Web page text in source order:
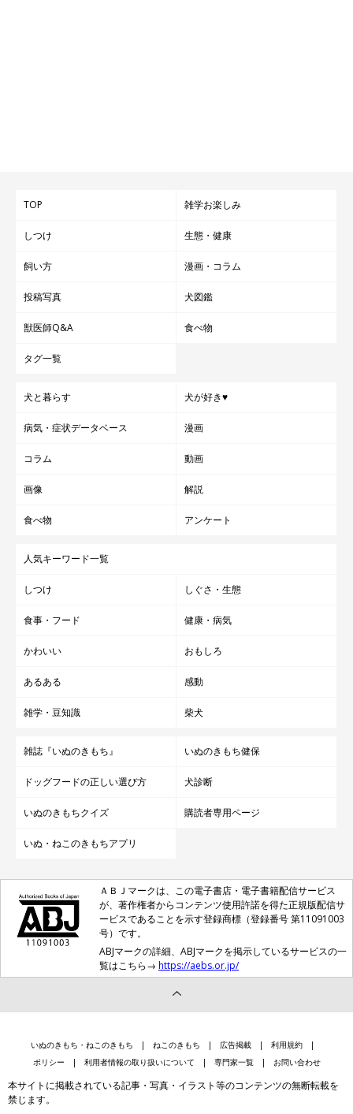
かぼすちゃんとおさんぽ。
お散歩をすることができます。
かぼすちゃんとおさんぽ。
たくさん写真を撮ることができるんだなぁ。
TOP 雑学お楽しみ
しつけ 生態・健康
飼い方 漫画・コラム
投稿写真 犬図鑑
獣医師Q&A 食べ物
タグ一覧
犬と暮らす 犬が好き♥
病気・症状データベース 漫画
コラム 動画
画像 解説
食べ物 アンケート
人気キーワード一覧
しつけ しぐさ・生態
食事・フード 健康・病気
かわいい おもしろ
あるある 感動
雑学・豆知識 柴犬
雑誌『いぬのきもち』 いぬのきもち健保
ドッグフードの正しい選び方 犬診断
いぬのきもちクイズ 購読者専用ページ
いぬ・ねこのきもちアプリ
ＡＢＪマークは、この電子書店・電子書籍配信サービス
が、著作権者からコンテンツ使用許諾を得た正規版配信サ
ービスであることを示す登録商標（登録番号 第11091003
号）です。
ABJマークの詳細、ABJマークを掲示しているサービスの一
覧はこちら→ https://aebs.or.jp/
いぬのきもち・ねこのきもち ねこのきもち 広告掲載
利用規約
ポリシー
利用者情報の取り扱いについて 専門家一覧 お問い合わせ
本サイトに掲載されている記事・写真・イラスト等のコンテンツの無断転載を
禁じます。